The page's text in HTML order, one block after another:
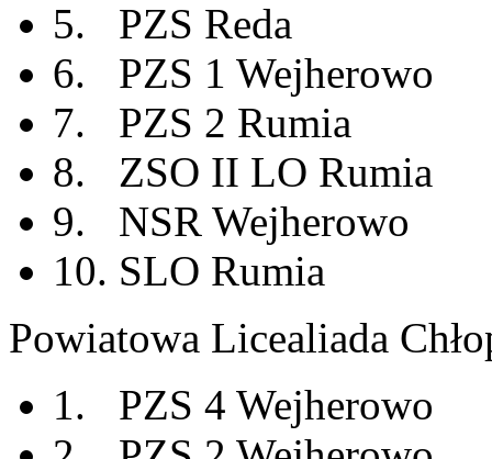
5. PZS Reda
6. PZS 1 Wejherowo
7. PZS 2 Rumia
8. ZSO II LO Rumia
9. NSR Wejherowo
10. SLO Rumia
Powiatowa Licealiada
1. PZS 4 Wejherowo